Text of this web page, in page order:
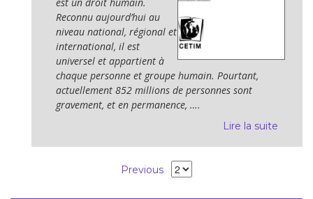
Reconnu aujourd’hui au
niveau national, régional et
international, il est
universel et appartient à
chaque personne et groupe humain. Pourtant,
actuellement 852 millions de personnes sont
gravement, et en permanence, ….
Lire la suite
Previous